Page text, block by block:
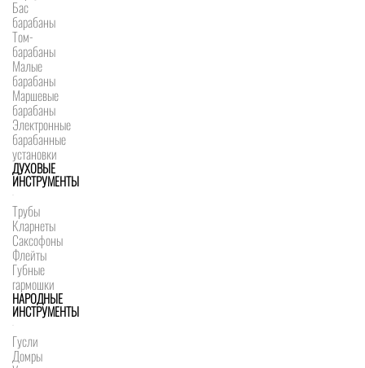
Бас
барабаны
Том-
барабаны
Малые
барабаны
Маршевые
барабаны
Электронные
барабанные
установки
ДУХОВЫЕ
ИНСТРУМЕНТЫ
Трубы
Кларнеты
Саксофоны
Флейты
Губные
гармошки
НАРОДНЫЕ
ИНСТРУМЕНТЫ
Гусли
Домры